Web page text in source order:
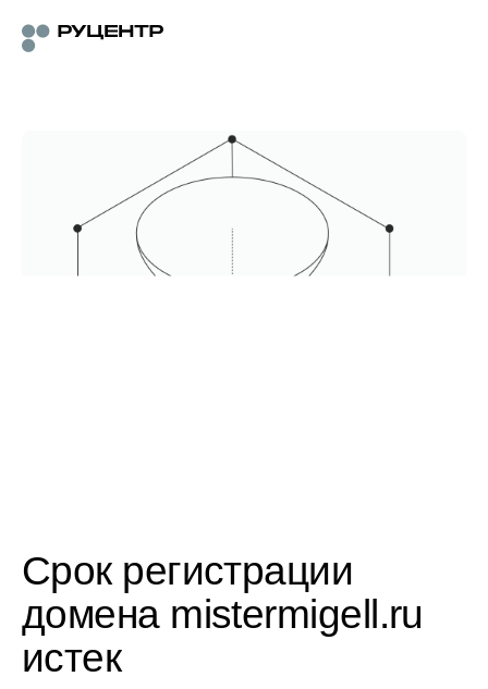
Срок регистрации
домена mistermigell.ru
истек